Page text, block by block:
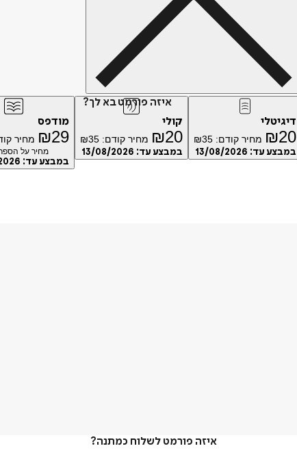
איזה פורמט בא לך?
דיגיטלי
₪20 מחיר קודם: ₪35
במבצע עד: 13/08/2026
קולי
₪20 מחיר קודם: ₪35
במבצע עד: 13/08/2026
מודפס
₪29 מחיר
מחיר על הספר:
במבצע עד:
איזה פורמט לשלוח כמתנה?